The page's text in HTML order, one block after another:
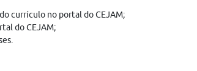
currículo no portal do CEJAM;
do CEJAM;